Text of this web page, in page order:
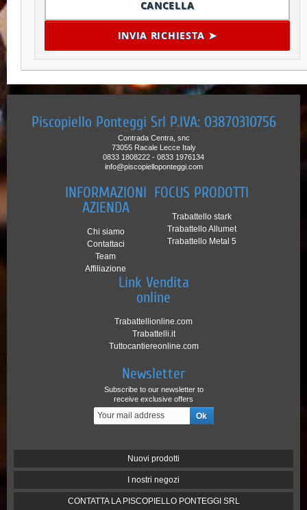
CANCELLA
INVIA RICHIESTA ➤
Piscopiello Ponteggi Srl P.IVA: 03870310756
Contrada Centra, snc
73055 Racale Lecce Italy
0833 1808222 - 0833 1976134
info@piscopielloponteggi.com
INFORMAZIONI
AZIENDA
Chi siamo
Contattaci
Team
Affiliazione
FOCUS PRODOTTI
Trabattello stark
Trabattello Allumet
Trabattello Metal 5
Link Vendita
online
Trabattellionline.com
Trabattelli.it
Tuttocantiereonline.com
Newsletter
Subscribe to our newsletter to
receive exclusive offers
Nuovi prodotti
I nostri negozi
CONTATTA LA PISCOPIELLO PONTEGGI SRL